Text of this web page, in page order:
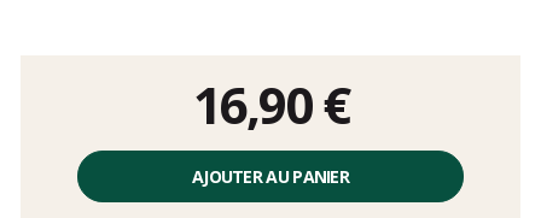
16,90 €
unitaire,
AJOUTER AU PANIER